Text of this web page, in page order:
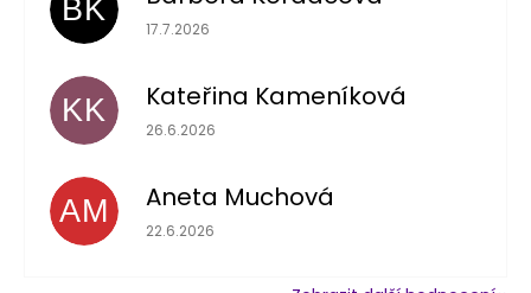
BK Hodnocení obchodu je 5 z 5 hvězdiček.
17.7.2026
KK Kateřina Kameníková
Hodnocení obchodu je 5 z 5 hvězdiček.
26.6.2026
AM Aneta Muchová
Hodnocení obchodu je 5 z 5 hvězdiček.
22.6.2026